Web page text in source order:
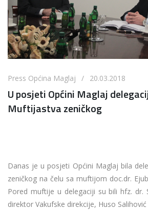
Press Općina Maglaj / 20.03.2018
U posjeti Općini Maglaj
Muftijastva zeničkog
Danas je u posjeti Općini Maglaj bila
zeničkog na čelu sa muftijom doc.dr.
Pored muftije u delegaciji su bili hfz. dr.
direktor Vakufske direkcije, Huso